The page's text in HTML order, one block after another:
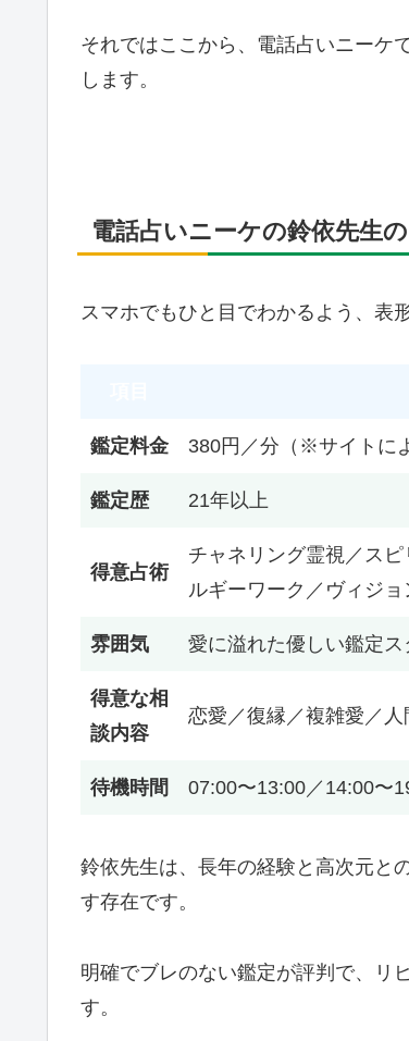
それではここから、電話占いニーケ
します。
電話占いニーケの鈴依先生
スマホでもひと目でわかるよう、表
鑑定料金 380円／分（※サイトに
鑑定歴 21年以上
得意占術
チャネリング霊視／ス
ルギーワーク／ヴィジ
雰囲気 愛に溢れた優しい鑑定ス
得意な相
談内容
恋愛／復縁／複雑愛／
待機時間 07:00〜13:00／14:00〜
鈴依先生は、長年の経験と高次元と
す存在です。
明確でブレのない鑑定が評判で、リ
す。